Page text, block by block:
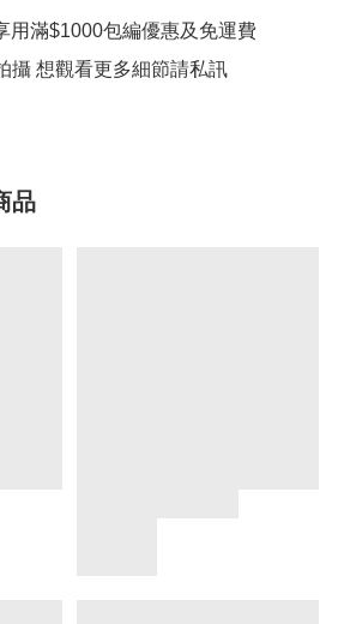
用滿$1000包編優惠及免運費
品